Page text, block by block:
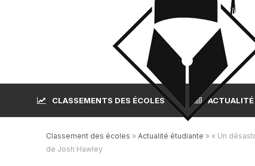
CLASSEMENTS DES ÉCOLES
Classement des écoles » Actualité étudiante » « Un
de Josh Hawley